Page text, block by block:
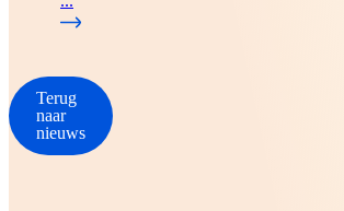
Terug
naar
nieuws